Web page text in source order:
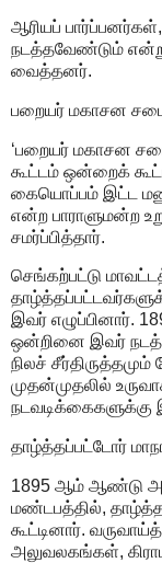
ஆரியப்
நடத்தவேண்டும்
வைத்தனர்.
பறையர் மகாசன
‘பறையர் மகாசன
கூட்டம் ஒன்றைக்
கையொப்பம் இட்ட
என்ற பாராளுமன்ற
சமர்ப்பித்தார்.
செங்கற்பட்டு
இவர் எழுப்பினார்.
ஒன்றினை இவர்
நிலச்
முதன்முதலில்
நடவடிக்கைகளுக்கு
தாழ்த்தப்பட்டோர்
1895 ஆம் ஆண்டு
மண்டபத்தில்,
கூட்டினார்.
அலுவலகங்கள்,